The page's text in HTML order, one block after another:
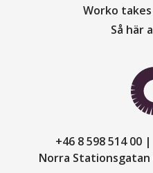
Worko
Så här
+46 8 598 514 00
Norra Stationsgatan